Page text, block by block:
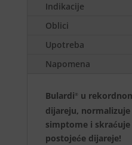
Indikacije
Oblici
Upotreba
Napomena
Bulardi ®
u
dijareju, normalizuje
simptome i
postojeće dijareje!